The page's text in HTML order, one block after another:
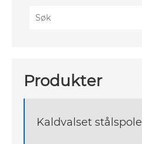
Produkter
Kaldvalset stålspole